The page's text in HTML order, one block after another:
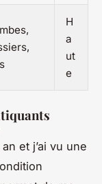
H
a
ut
e
et j’ai vu une